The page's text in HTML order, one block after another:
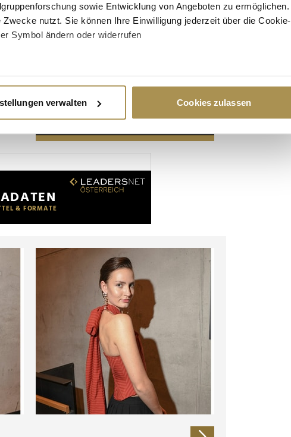
sowie Entwicklung von Angeboten zu ermöglichen.
nutzt. Sie können Ihre Einwilligung jederzeit über die Cookie-
Symbol ändern oder widerrufen
verarbeitet werden, und legen Sie Ihre Präferenzen im
personalisieren, Funktionen für soziale Medien anbieten zu können
und Analysen weiter. Unsere Partner führen diese Informationen
ihnen bereitgestellt haben oder die sie im Rahmen Ihrer Nutzung
verwalten Cookies zulassen